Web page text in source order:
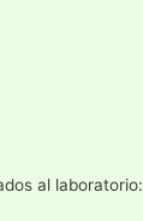
al laboratorio: